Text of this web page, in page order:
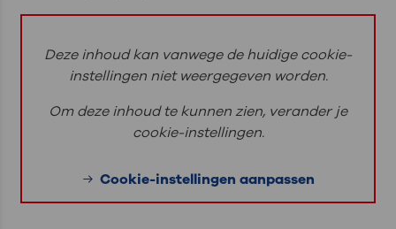
Deze inhoud kan vanwege de huidige cookie-
instellingen niet weergegeven worden.
Om deze inhoud te kunnen zien, verander je
cookie-instellingen.
Cookie-instellingen aanpassen